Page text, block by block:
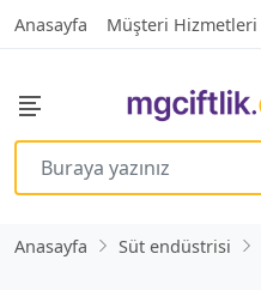
Anasayfa Müşteri Hizmetleri
Anasayfa Süt endüstrisi